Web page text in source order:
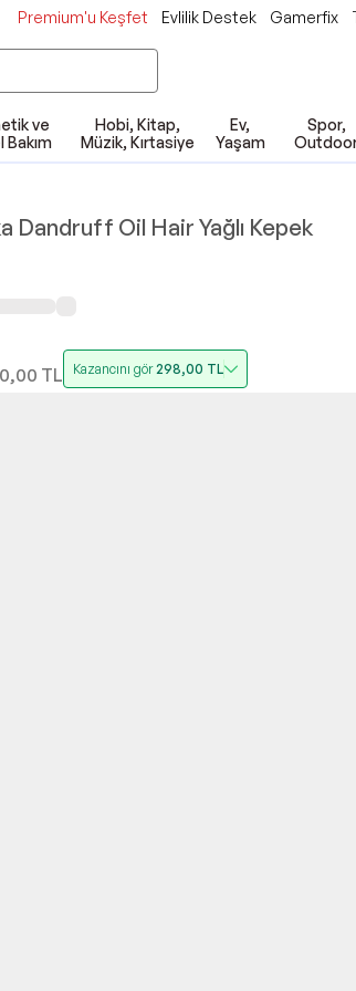
Premium'u Keşfet Evlilik Destek Gamerfix
ve
Bakım
Hobi, Kitap,
Müzik, Kırtasiye
Ev,
Yaşam
Spor,
Dandruff Oil Hair Yağlı Kepek
TL Kazancını gör298,00 TL